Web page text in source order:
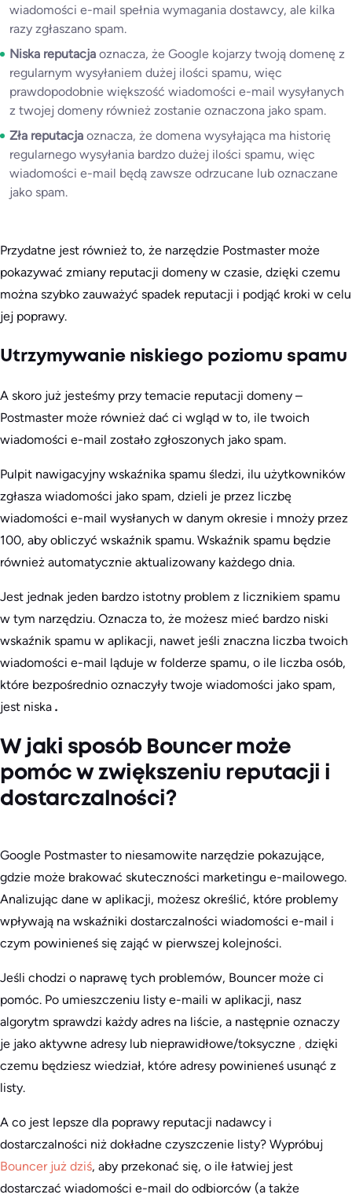
wiadomości e-mail spełnia wymagania dostawcy, ale kilka
razy zgłaszano spam.
Niska reputacja oznacza, że Google kojarzy twoją domenę z
regularnym wysyłaniem dużej ilości spamu, więc
prawdopodobnie większość wiadomości e-mail wysyłanych
z twojej domeny również zostanie oznaczona jako spam.
Zła reputacja oznacza, że domena wysyłająca ma historię
regularnego wysyłania bardzo dużej ilości spamu, więc
wiadomości e-mail będą zawsze odrzucane lub oznaczane
jako spam.
Przydatne jest również to, że narzędzie Postmaster może
pokazywać zmiany reputacji domeny w czasie, dzięki czemu
można szybko zauważyć spadek reputacji i podjąć kroki w celu
jej poprawy.
Utrzymywanie niskiego poziomu spamu
A skoro już jesteśmy przy temacie reputacji domeny –
Postmaster może również dać ci wgląd w to, ile twoich
wiadomości e-mail zostało zgłoszonych jako spam.
Pulpit nawigacyjny wskaźnika spamu śledzi, ilu użytkowników
zgłasza wiadomości jako spam, dzieli je przez liczbę
wiadomości e-mail wysłanych w danym okresie i mnoży przez
100, aby obliczyć wskaźnik spamu. Wskaźnik spamu będzie
również automatycznie aktualizowany każdego dnia.
Jest jednak jeden bardzo istotny problem z licznikiem spamu
w tym narzędziu. Oznacza to, że możesz mieć bardzo niski
wskaźnik spamu w aplikacji, nawet jeśli znaczna liczba twoich
wiadomości e-mail ląduje w folderze spamu, o ile liczba osób,
które bezpośrednio oznaczyły twoje wiadomości jako spam,
jest niska .
W jaki sposób Bouncer może
pomóc w zwiększeniu reputacji i
dostarczalności?
Google Postmaster to niesamowite narzędzie pokazujące,
gdzie może brakować skuteczności marketingu e-mailowego.
Analizując dane w aplikacji, możesz określić, które problemy
wpływają na wskaźniki dostarczalności wiadomości e-mail i
czym powinieneś się zająć w pierwszej kolejności.
Jeśli chodzi o naprawę tych problemów, Bouncer może ci
pomóc. Po umieszczeniu listy e-maili w aplikacji, nasz
algorytm sprawdzi każdy adres na liście, a następnie oznaczy
je jako aktywne adresy lub nieprawidłowe/toksyczne , dzięki
czemu będziesz wiedział, które adresy powinieneś usunąć z
listy.
A co jest lepsze dla poprawy reputacji nadawcy i
dostarczalności niż dokładne czyszczenie listy? Wypróbuj
Bouncer już dziś, aby przekonać się, o ile łatwiej jest
dostarczać wiadomości e-mail do odbiorców (a także